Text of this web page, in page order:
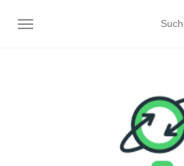
NAVIGATION UMSCHALTEN